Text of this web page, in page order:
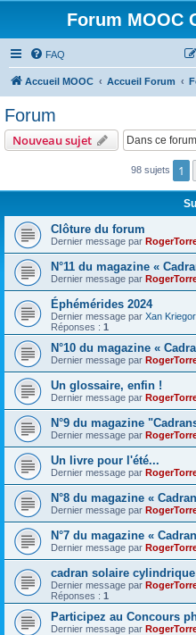
Forum MOOC
FAQ
Accueil MOOC Accueil Forum
Forum
Nouveau sujet
98 sujets 1
Clôture du forum
Dernier message par
N°11 du magazine «
Dernier message par
Éphémérides 2024
Dernier message par Xan Kriegor
Réponses : 1
N°10 du magazine «
Dernier message par
Un glossaire, enfin !
Dernier message par
N°9 du magazine
Dernier message par
Un livre pour l'été...
Dernier message par
N°8 du magazine «
Dernier message par
N°7 du magazine «
Dernier message par
cadran solaire
Dernier message par
Réponses : 1
Participez au Concours
Dernier message par